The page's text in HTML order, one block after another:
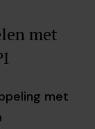
met
met